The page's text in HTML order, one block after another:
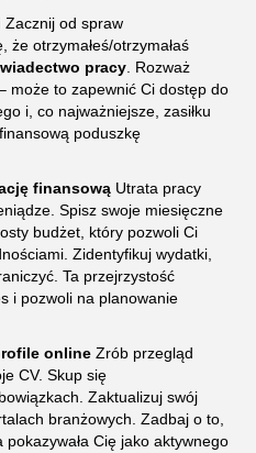
Zacznij od spraw
że otrzymałeś/otrzymałaś
pracy . Rozważ
może to zapewnić Ci dostęp do
i, co najważniejsze, zasiłku
poduszkę
finansową Utrata pracy
Spisz swoje miesięczne
budżet, który pozwoli Ci
Zidentyfikuj wydatki,
Ta przejrzystość
i pozwoli na planowanie
online Zrób przegląd
CV. Skup się
Zaktualizuj swój
branżowych. Zadbaj o to,
Cię jako aktywnego